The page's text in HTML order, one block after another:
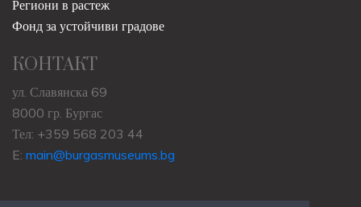
Региони в растеж
Фонд за устойчиви градове
КОНТАКТ
ул. Славянска 69
8000 гр. Бургас
Тел: +359 568 203 44
E: main@burgasmuseums.bg